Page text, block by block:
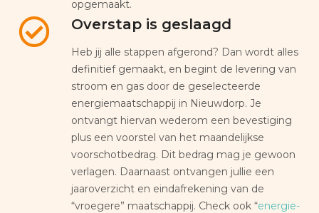
opgemaakt.
Overstap is geslaagd
Heb jij alle stappen afgerond? Dan wordt alles
definitief gemaakt, en begint de levering van
stroom en gas door de geselecteerde
energiemaatschappij in Nieuwdorp. Je
ontvangt hiervan wederom een bevestiging
plus een voorstel van het maandelijkse
voorschotbedrag. Dit bedrag mag je gewoon
verlagen. Daarnaast ontvangen jullie een
jaaroverzicht en eindafrekening van de
“vroegere” maatschappij. Check ook “energie-